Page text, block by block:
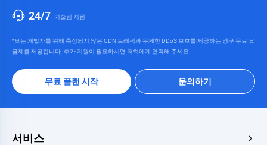
24/7
기술팀 지원
*모든 개발자를 위해 측정되지 않은 CDN 트래픽과 무제한 DDoS 보호를 제공하는 영구 무료 요
금제를 제공합니다. 추가 지원이 필요하시면 저희에게 연락해 주세요.
무료 플랜 시작 문의하기
서비스